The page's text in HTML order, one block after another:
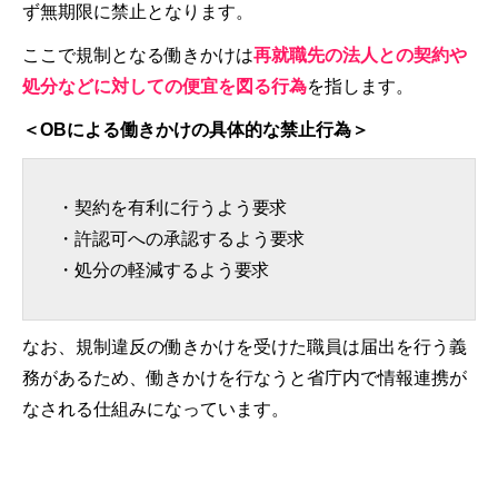
ず無期限に禁止となります。
ここで規制となる働きかけは再就職先の法人との契約や
処分などに対しての便宜を図る行為を指します。
＜OBによる働きかけの具体的な禁止行為＞
・契約を有利に行うよう要求
・許認可への承認するよう要求
・処分の軽減するよう要求
なお、規制違反の働きかけを受けた職員は届出を行う義
務があるため、働きかけを行なうと省庁内で情報連携が
なされる仕組みになっています。